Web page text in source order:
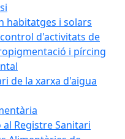
habitatges i solars
d'activitats de
i pírcing
de la xarxa d'aigua
Registre Sanitari